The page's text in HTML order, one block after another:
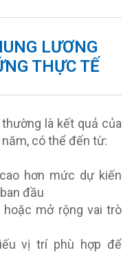
LƯƠNG
THỰC TẾ
là kết quả của
có thể đến từ:
hơn mức dự kiến
đầu
hoặc mở rộng vai trò
vị trí phù hợp để